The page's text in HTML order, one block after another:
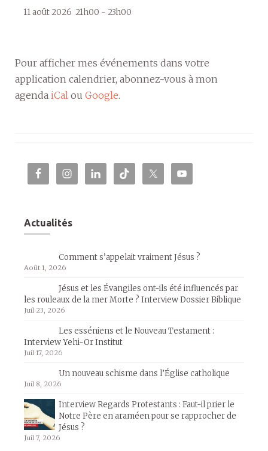
11 août 2026 21h00 - 23h00
Pour afficher mes événements dans votre
application calendrier, abonnez-vous à mon
agenda iCal ou Google.
Actualités
Comment s’appelait vraiment Jésus ?
Août 1, 2026
Jésus et les Évangiles ont-ils été influencés par
les rouleaux de la mer Morte ? Interview Dossier Biblique
Juil 23, 2026
Les esséniens et le Nouveau Testament :
Interview Yehi-Or Institut
Juil 17, 2026
Un nouveau schisme dans l’Église catholique
Juil 8, 2026
Interview Regards Protestants : Faut-il prier le
Notre Père en araméen pour se rapprocher de
Jésus ?
Juil 7, 2026